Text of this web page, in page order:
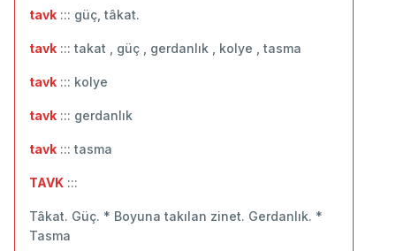
tavk ::: güç, tâkat.
tavk ::: takat , güç , gerdanlık , kolye , tasma
tavk ::: ‬kolye
tavk ::: gerdanlık
tavk ::: tasma
TAVK :::
Tâkat. Güç. * Boyuna takılan zinet. Gerdanlık. *
Tasma